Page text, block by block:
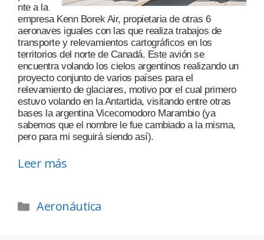
nte a la
empresa Kenn Borek Air, propietaria de otras 6
aeronaves iguales con las que realiza trabajos de
transporte y relevamientos cartográficos en los
territorios del norte de Canadá. Este avión se
encuentra volando los cielos argentinos realizando un
proyecto conjunto de varios países para el
relevamiento de glaciares, motivo por el cual primero
estuvo volando en la Antartida, visitando entre otras
bases la argentina Vicecomodoro Marambio (ya
sabemos que el nombre le fue cambiado a la misma,
pero para mi seguirá siendo así).
Leer más
Aeronáutica